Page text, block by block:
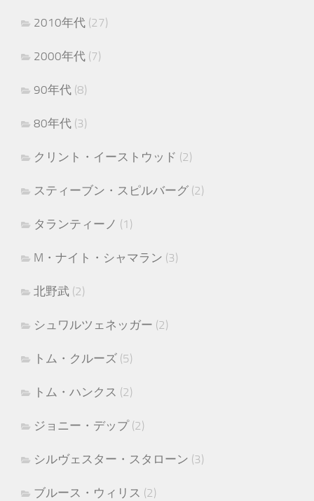
2010年代 (27)
2000年代 (7)
90年代 (8)
80年代 (3)
クリント・イーストウッド (2)
スティーブン・スピルバーグ (2)
タランティーノ (1)
M・ナイト・シャマラン (3)
北野武 (2)
シュワルツェネッガー (2)
トム・クルーズ (5)
トム・ハンクス (2)
ジョニー・デップ(2)
シルヴェスター・スタローン (3)
ブルース・ウィリス (2)